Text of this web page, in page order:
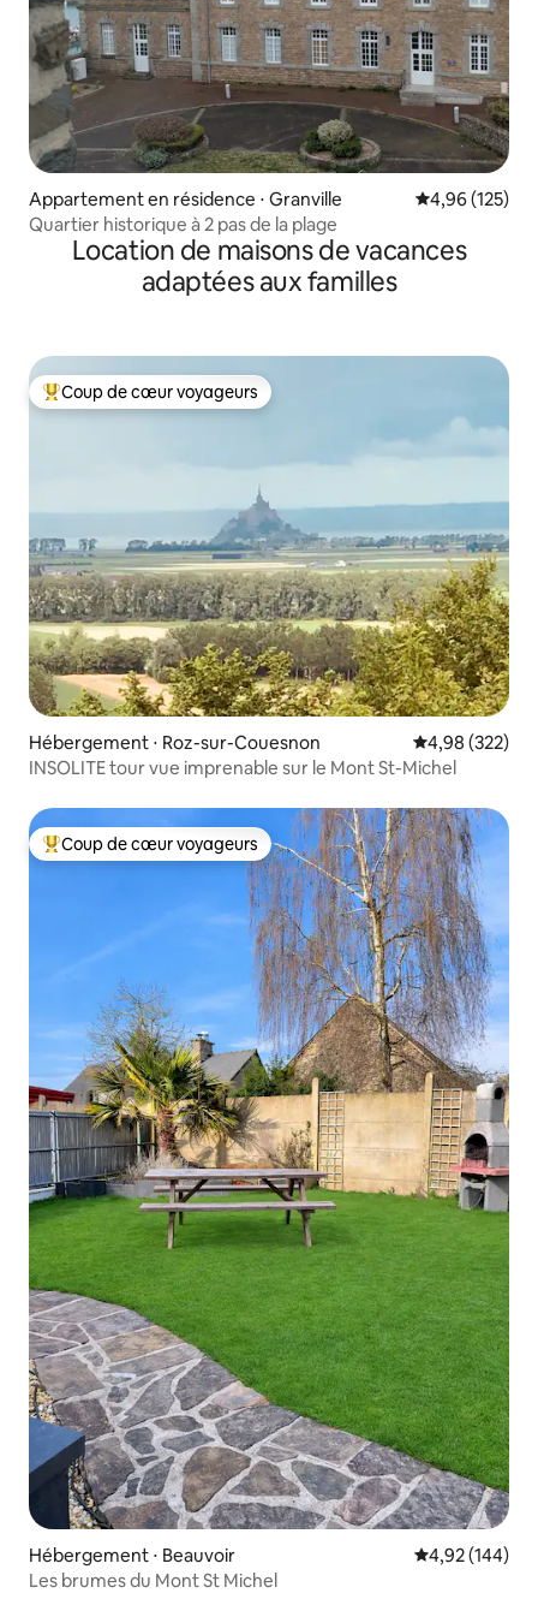
Appartement en résidence ⋅ Granville Évaluation
4,96 (125)
Quartier historique à 2 pas de la plage
Location de maisons de vacances
adaptées aux familles
Coups de cœur voyageurs les plus appréciés
Coup de cœur voyageurs
Hébergement ⋅ Roz-sur-Couesnon Évaluation
4,98 (322)
INSOLITE tour vue imprenable sur le Mont St-Michel
Coups de cœur voyageurs les plus appréciés
Coup de cœur voyageurs
Hébergement ⋅ Beauvoir Évaluation
4,92 (144)
Les brumes du Mont St Michel